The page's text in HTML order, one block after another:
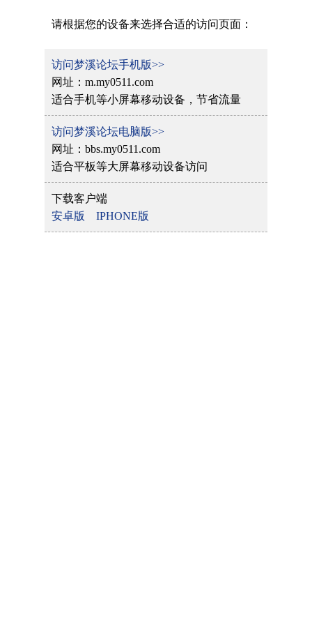
请根据您的设备来选择合适的访问页面：
访问梦溪论坛手机版>>
网址：m.my0511.com
适合手机等小屏幕移动设备，节省流量
访问梦溪论坛电脑版>>
网址：bbs.my0511.com
适合平板等大屏幕移动设备访问
下载客户端
安卓版
IPHONE版